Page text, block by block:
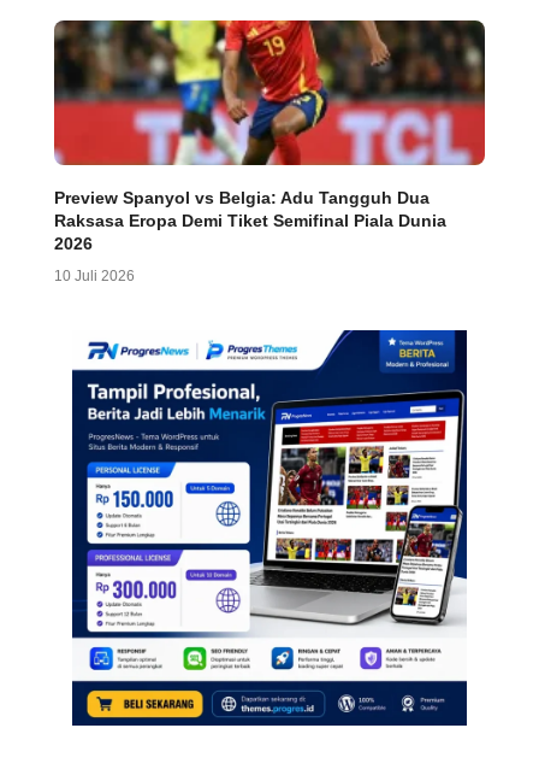
Preview Spanyol vs Belgia: Adu Tangguh Dua
Raksasa Eropa Demi Tiket Semifinal Piala Dunia
2026
10 Juli 2026